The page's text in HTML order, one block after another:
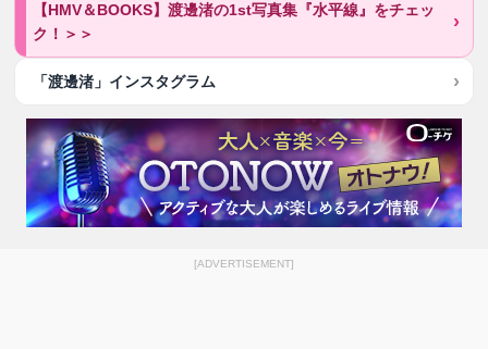
【HMV＆BOOKS】渡邊渚の1st写真集『水平線』をチェッ
ク！＞＞
「渡邊渚」インスタグラム
[ADVERTISEMENT]